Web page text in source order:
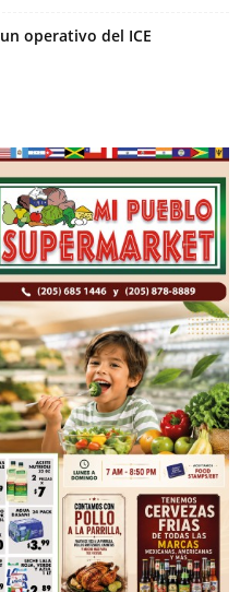
operativo del ICE